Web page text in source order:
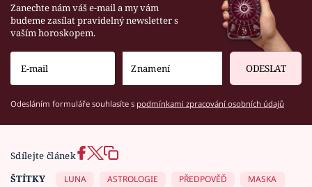
Zanechte nám váš e-mail a my vám
budeme zasílat pravidelný newsletter s
vaším horoskopem.
ODESLAT
Odesláním formuláře souhlasíte s podmínkami zpracování osobních údajů
Sdílejte článek
ŠTÍTKY
LUNA ASTROLOGIE PŘEDPOVĚĎ
MASKA